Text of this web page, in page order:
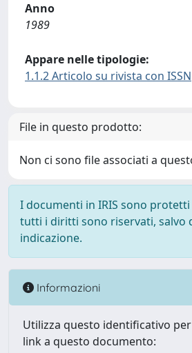
Anno
1989
Appare nelle tipologie:
1.1.2 Articolo su rivista con ISSN
File in questo prodotto:
Non ci sono file associati a
I documenti in IRIS sono
tutti i diritti sono riservati, salvo
indicazione.
Informazioni
Utilizza questo identificativo
link a questo documento: